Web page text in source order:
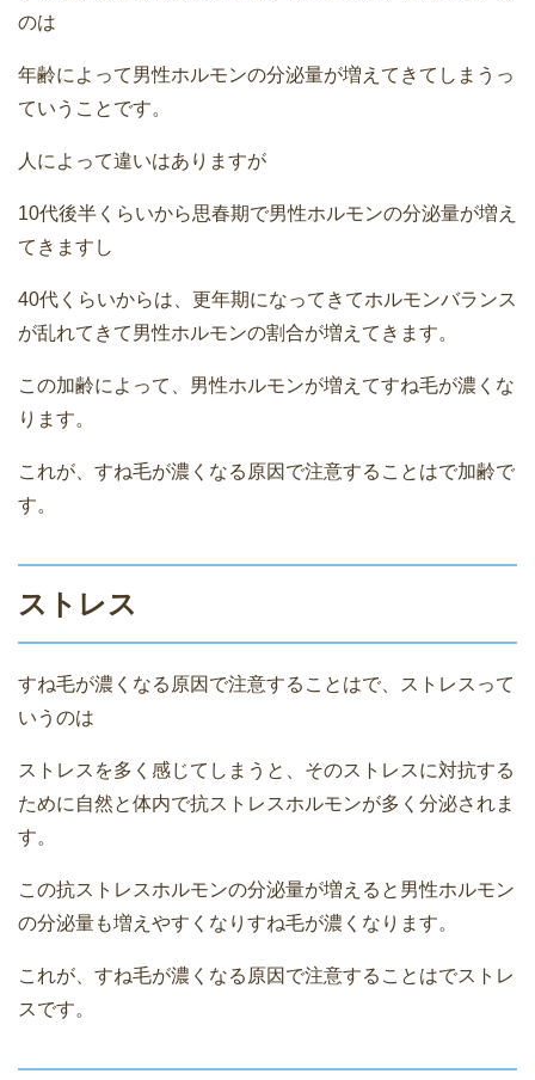
のは
年齢によって男性ホルモンの分泌量が増えてきてしまうっ
ていうことです。
人によって違いはありますが
10代後半くらいから思春期で男性ホルモンの分泌量が増え
てきますし
40代くらいからは、更年期になってきてホルモンバランス
が乱れてきて男性ホルモンの割合が増えてきます。
この加齢によって、男性ホルモンが増えてすね毛が濃くな
ります。
これが、すね毛が濃くなる原因で注意することはで加齢で
す。
ストレス
すね毛が濃くなる原因で注意することはで、ストレスって
いうのは
ストレスを多く感じてしまうと、そのストレスに対抗する
ために自然と体内で抗ストレスホルモンが多く分泌されま
す。
この抗ストレスホルモンの分泌量が増えると男性ホルモン
の分泌量も増えやすくなりすね毛が濃くなります。
これが、すね毛が濃くなる原因で注意することはでストレ
スです。